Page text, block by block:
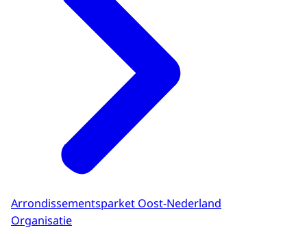
Arrondissementsparket Oost-Nederland
Organisatie